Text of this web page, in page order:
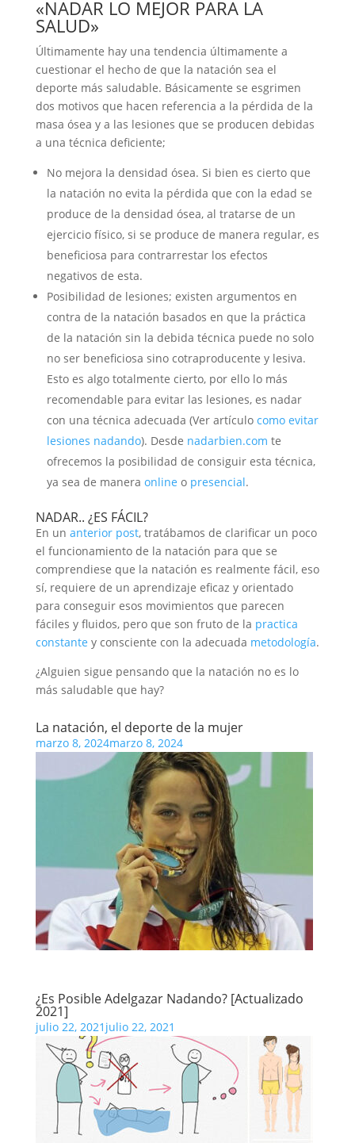
«NADAR LO MEJOR PARA LA
SALUD»
Últimamente hay una tendencia últimamente a
cuestionar el hecho de que la natación sea el
deporte más saludable. Básicamente se esgrimen
dos motivos que hacen referencia a la pérdida de la
masa ósea y a las lesiones que se producen debidas
a una técnica deficiente;
No mejora la densidad ósea. Si bien es cierto que
la natación no evita la pérdida que con la edad se
produce de la densidad ósea, al tratarse de un
ejercicio físico, si se produce de manera regular, es
beneficiosa para contrarrestar los efectos
negativos de esta.
Posibilidad de lesiones; existen argumentos en
contra de la natación basados en que la práctica
de la natación sin la debida técnica puede no solo
no ser beneficiosa sino cotraproducente y lesiva.
Esto es algo totalmente cierto, por ello lo más
recomendable para evitar las lesiones, es nadar
con una técnica adecuada (Ver artículo como evitar
lesiones nadando). Desde nadarbien.com te
ofrecemos la posibilidad de consiguir esta técnica,
ya sea de manera online o presencial.
NADAR.. ¿ES FÁCIL?
En un anterior post, tratábamos de clarificar un poco
el funcionamiento de la natación para que se
comprendiese que la natación es realmente fácil, eso
sí, requiere de un aprendizaje eficaz y orientado
para conseguir esos movimientos que parecen
fáciles y fluidos, pero que son fruto de la practica
constante y consciente con la adecuada metodología.
¿Alguien sigue pensando que la natación no es lo
más saludable que hay?
La natación, el deporte de la mujer
marzo 8, 2024marzo 8, 2024
¿Es Posible Adelgazar Nadando? [Actualizado
2021]
julio 22, 2021 julio 22, 2021